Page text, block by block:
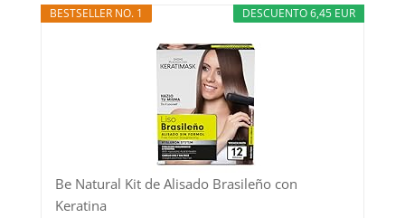
DESCUENTO 6,45 EUR
BESTSELLER NO. 1
Be Natural Kit de Alisado Brasileño con
Keratina